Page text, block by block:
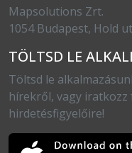
Mapsolutions Zrt.
1054 Budapest, Hold
TÖLTSD LE
Töltsd le
hírekről, vagy
hirdetésfigyelőire!